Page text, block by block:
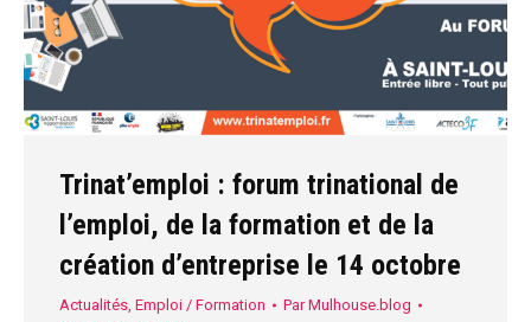
Trinat’emploi : forum trinational de
l’emploi, de la formation et de la
création d’entreprise le 14 octobre
Actualités, Emploi / Formation ParMulhouse.blog